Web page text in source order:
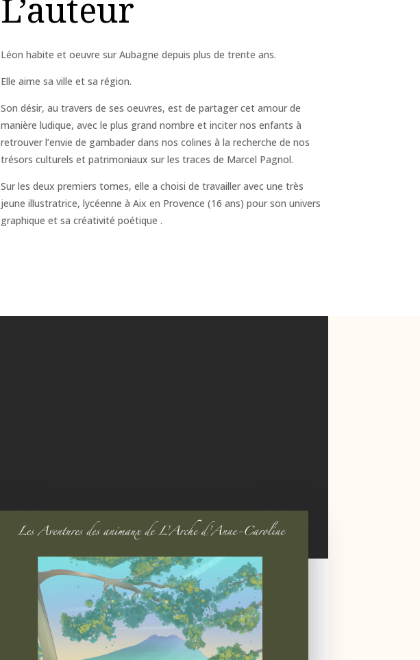
L’auteur
Léon habite et oeuvre sur Aubagne depuis plus de trente ans.
Elle aime sa ville et sa région.
Son désir, au travers de ses oeuvres, est de partager cet amour de
manière ludique, avec le plus grand nombre et inciter nos enfants à
retrouver l’envie de gambader dans nos colines à la recherche de nos
trésors culturels et patrimoniaux sur les traces de Marcel Pagnol.
Sur les deux premiers tomes, elle a choisi de travailler avec une très
jeune illustratrice, lycéenne à Aix en Provence (16 ans) pour son univers
graphique et sa créativité poétique .